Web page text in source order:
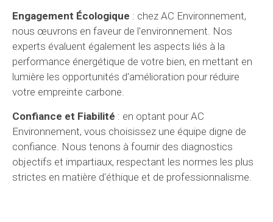
Engagement Écologique : chez AC Environnement,
nous œuvrons en faveur de l'environnement. Nos
experts évaluent également les aspects liés à la
performance énergétique de votre bien, en mettant en
lumière les opportunités d'amélioration pour réduire
votre empreinte carbone.
Confiance et Fiabilité : en optant pour AC
Environnement, vous choisissez une équipe digne de
confiance. Nous tenons à fournir des diagnostics
objectifs et impartiaux, respectant les normes les plus
strictes en matière d'éthique et de professionnalisme.